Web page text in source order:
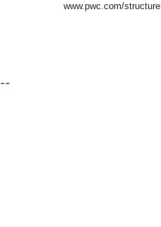
www.pwc.com/structure
--